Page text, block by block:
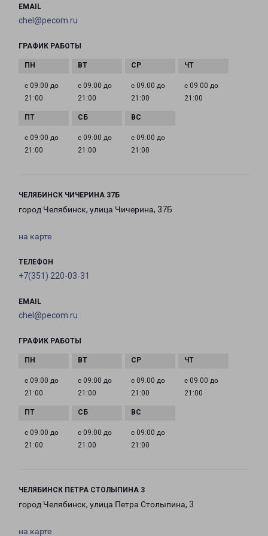
EMAIL
chel@pecom.ru
ГРАФИК РАБОТЫ
с 09:00 до
21:00
с 09:00 до
21:00
с 09:00 до
21:00
с 09:00 до
21:00
с 09:00 до
21:00
с 09:00 до
21:00
с 09:00 до
21:00
ЧЕЛЯБИНСК ЧИЧЕРИНА 37Б
город Челябинск, улица Чичерина, 37Б
на карте
ТЕЛЕФОН
+7(351) 220-03-31
EMAIL
chel@pecom.ru
ГРАФИК РАБОТЫ
с 09:00 до
21:00
с 09:00 до
21:00
с 09:00 до
21:00
с 09:00 до
21:00
с 09:00 до
21:00
с 09:00 до
21:00
с 09:00 до
21:00
ЧЕЛЯБИНСК ПЕТРА СТОЛЫПИНА 3
город Челябинск, улица Петра Столыпина, 3
на карте